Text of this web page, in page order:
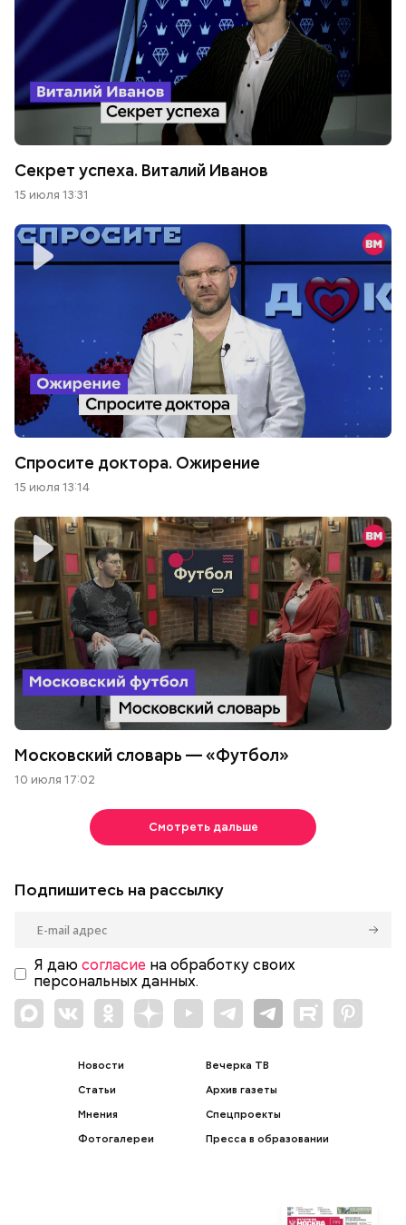
Секрет успеха. Виталий Иванов
15 июля 13:31
Спросите доктора. Ожирение
15 июля 13:14
Московский словарь — «Футбол»
10 июля 17:02
Смотреть дальше
Подпишитесь на рассылку
Я даю согласие на обработку своих
персональных данных.
Новости
Статьи
Мнения
Фотогалереи
Вечерка ТВ
Архив газеты
Спецпроекты
Пресса в образовании